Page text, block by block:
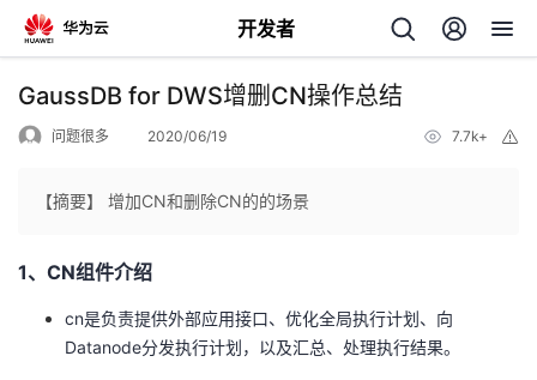
开发者
返
个
GaussDB for DWS增删CN操作总结
问题很多 2020/06/19 7.7k+
【摘要】 增加CN和删除CN的的场景
1、CN组件介绍
cn是负责提供外部应用接口、优化全局执行计划、向
Datanode分发执行计划，以及汇总、处理执行结果。